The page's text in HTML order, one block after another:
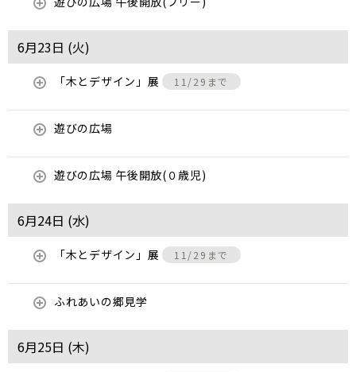
6月23日 (火)
「木とデザイン」展 11/29まで
遊びの広場
遊びの広場 午後開放(０歳児)
6月24日 (水)
「木とデザイン」展 11/29まで
ふれあいの郷見学
6月25日 (木)